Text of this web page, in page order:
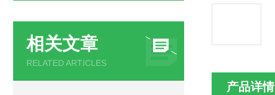
相关文章
RELATED ARTICLES
产品详情